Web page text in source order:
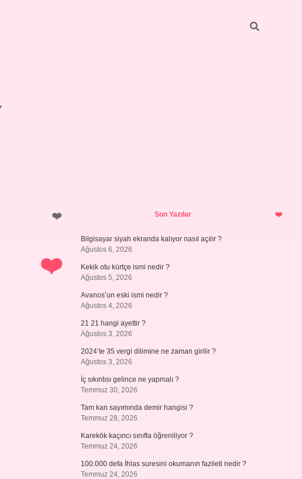
SidebarSon Yazılar
Bilgisayar siyah ekranda kalıyor nasıl açılır ?
Ağustos 6, 2026
Kekik otu kürtçe ismi nedir ?
Ağustos 5, 2026
Avanos’un eski ismi nedir ?
Ağustos 4, 2026
21 21 hangi ayettir ?
Ağustos 3, 2026
2024’te 35 vergi dilimine ne zaman girilir ?
Ağustos 3, 2026
İç sıkıntısı gelince ne yapmalı ?
Temmuz 30, 2026
Tam kan sayımında demir hangisi ?
Temmuz 28, 2026
Karekök kaçıncı sınıfta öğreniliyor ?
Temmuz 24, 2026
100.000 defa İhlas suresini okumanın fazileti nedir ?
Temmuz 24, 2026